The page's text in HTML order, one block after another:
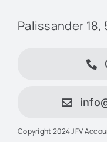
Palissander 18,
Copyright 2024 JFV